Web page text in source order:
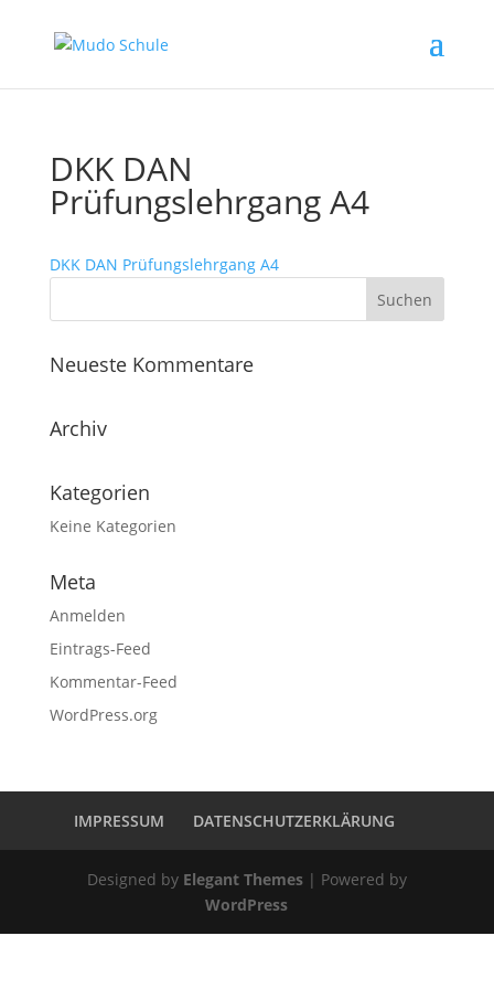
DKK DAN
Prüfungslehrgang A4
DKK DAN Prüfungslehrgang A4
Neueste Kommentare
Archiv
Kategorien
Keine Kategorien
Meta
Anmelden
Eintrags-Feed
Kommentar-Feed
WordPress.org
IMPRESSUM DATENSCHUTZERKLÄRUNG
Designed by Elegant Themes| Powered by
WordPress